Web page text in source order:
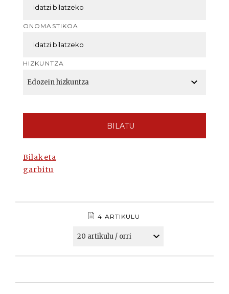
ONOMASTIKOA
HIZKUNTZA
BILATU
Bilaketa
garbitu
4 ARTIKULU